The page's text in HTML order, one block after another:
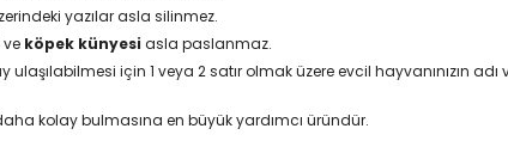
yazılar asla silinmez.
ve köpek künyesi asla paslanmaz.
için 1 veya 2 satır olmak üzere evcil hayvanınızın
kolay bulmasına en büyük yardımcı üründür.